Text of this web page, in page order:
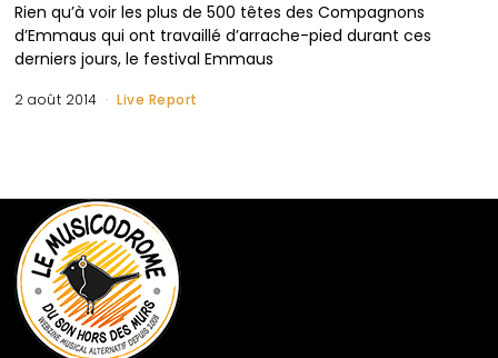
Rien qu’à voir les plus de 500 têtes des Compagnons
d’Emmaus qui ont travaillé d’arrache-pied durant ces
derniers jours, le festival Emmaus
2 août 2014 Live Report